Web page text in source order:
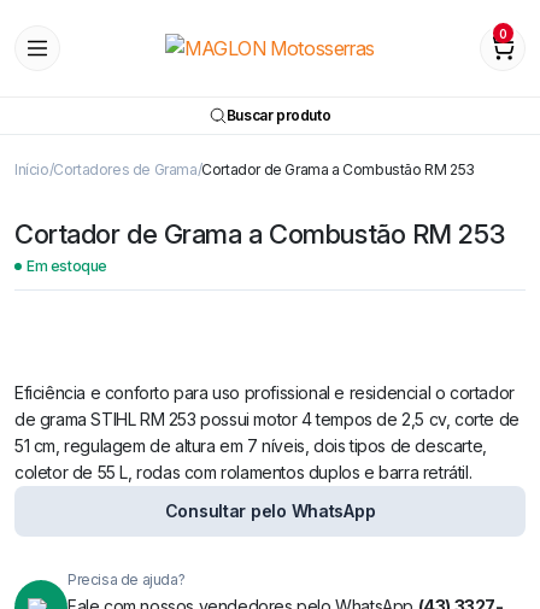
0
Buscar produto
Início Cortadores de Grama Cortador de Grama a Combustão RM 253
Cortador de Grama a Combustão RM 253
Em estoque
Eficiência e conforto para uso profissional e residencial o cortador
de grama STIHL RM 253 possui motor 4 tempos de 2,5 cv, corte de
51 cm, regulagem de altura em 7 níveis, dois tipos de descarte,
coletor de 55 L, rodas com rolamentos duplos e barra retrátil.
Consultar pelo WhatsApp
Precisa de ajuda?